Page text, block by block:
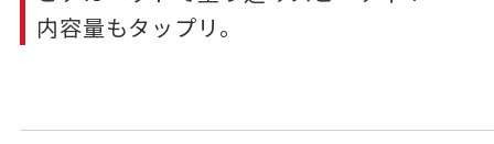
内容量もタップリ。